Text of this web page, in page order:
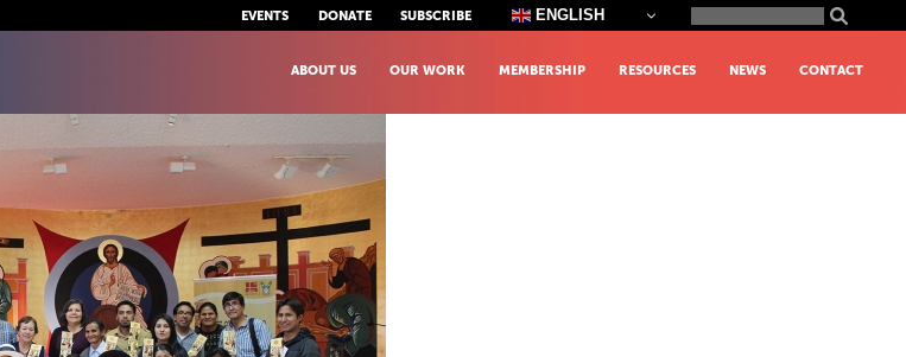
EVENTS DONATE SUBSCRIBE ENGLISH
Search
for:
ABOUT US OUR WORK MEMBERSHIP RESOURCES NEWS CONTACT